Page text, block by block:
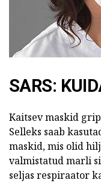
SARS:
Kaitsev maskid
Selleks saab
maskid, mis olid
valmistatud marli
seljas respiraator